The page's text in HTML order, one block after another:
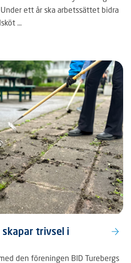
ett år ska arbetssättet bidra
...
skapar trivsel i
den föreningen BID Turebergs